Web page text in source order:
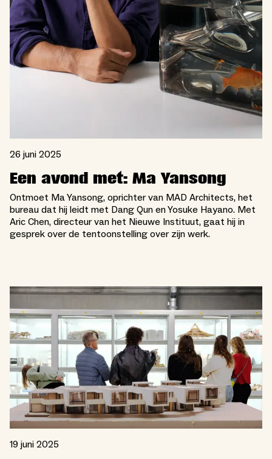
26 juni 2025
Een avond met: Ma Yansong
Ontmoet Ma Yansong, oprichter van MAD Architects, het
bureau dat hij leidt met Dang Qun en Yosuke Hayano. Met
Aric Chen, directeur van het Nieuwe Instituut, gaat hij in
gesprek over de tentoonstelling over zijn werk.
19 juni 2025